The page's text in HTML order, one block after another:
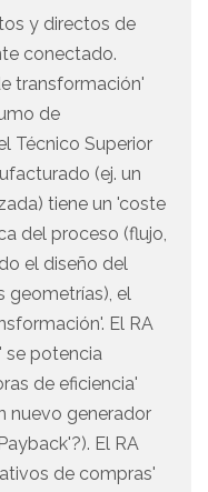
y directos de
conectado.
transformación'
de
Técnico Superior
(ej. un
tiene un 'coste
del proceso (flujo,
el diseño del
geometrías), el
El RA
se potencia
de eficiencia'
nuevo generador
El RA
de compras'